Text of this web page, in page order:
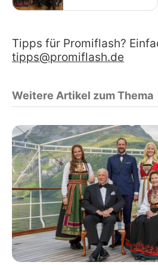
Tipps für Promiflash?
tipps@promiflash.de
Weitere Artikel zum Thema